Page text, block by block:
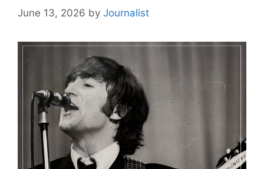
June 13, 2026 by Journalist